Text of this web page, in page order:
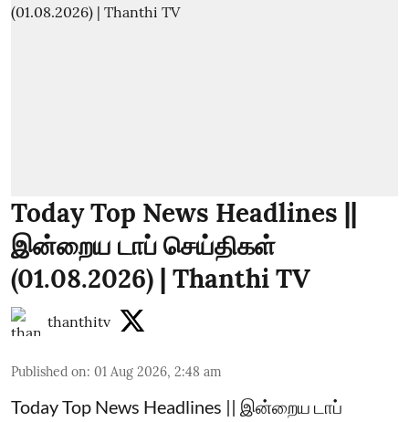
Today Top News Headlines ||
இன்றைய டாப் செய்திகள்
(01.08.2026) | Thanthi TV
thanthitv
Published on: 01 Aug 2026, 2:48 am
Today Top News Headlines || இன்றைய டாப்